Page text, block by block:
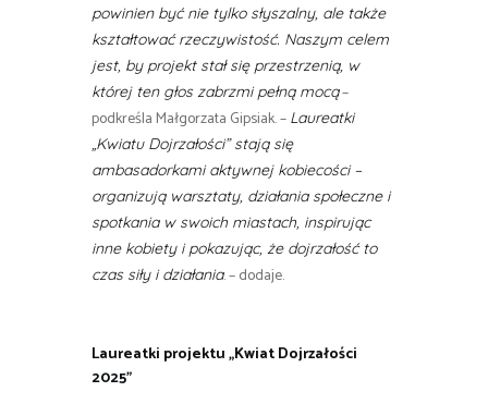
powinien być nie tylko słyszalny, ale także
kształtować rzeczywistość. Naszym celem
jest, by projekt stał się przestrzenią, w
której ten głos zabrzmi pełną mocą–
podkreśla Małgorzata Gipsiak. – Laureatki
„Kwiatu Dojrzałości” stają się
ambasadorkami aktywnej kobiecości –
organizują warsztaty, działania społeczne i
spotkania w swoich miastach, inspirując
inne kobiety i pokazując, że dojrzałość to
czas siły i działania. – dodaje.
Laureatki projektu „Kwiat Dojrzałości
2025”